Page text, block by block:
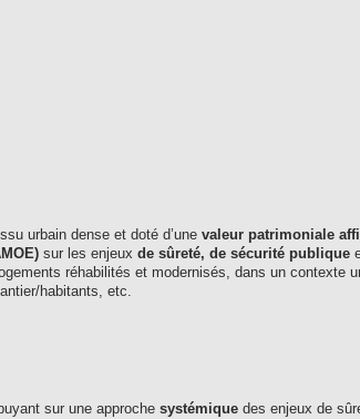
urbain dense et doté d’une valeur patrimoniale
sur les enjeux de sûreté, de sécurité publique
réhabilités et modernisés, dans un contexte
habitants, etc.
sur une approche systémiquedes enjeux de